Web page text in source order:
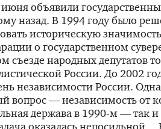
объявили
назад. В 1994 году было
историческую
о государственном
съезде народных депутатов
России. До 2002
независимости России.
вопрос — независимость от
держава в 1990-м — так и
оказалась непосильной…